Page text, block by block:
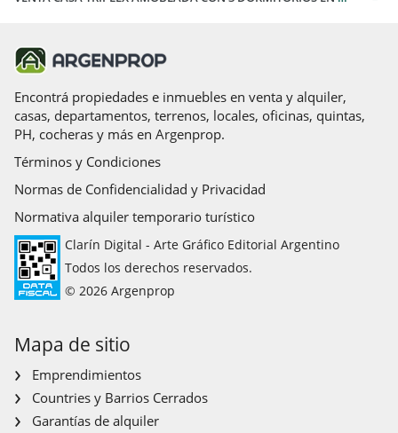
Encontrá propiedades e inmuebles en venta y alquiler,
casas, departamentos, terrenos, locales, oficinas, quintas,
PH, cocheras y más en Argenprop.
Términos y Condiciones
Normas de Confidencialidad y Privacidad
Normativa alquiler temporario turístico
Clarín Digital - Arte Gráfico Editorial Argentino
Todos los derechos reservados.
© 2026 Argenprop
Mapa de sitio
Emprendimientos
Countries y Barrios Cerrados
Garantías de alquiler